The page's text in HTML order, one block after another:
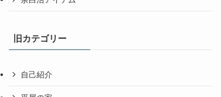
旧カテゴリー
自己紹介